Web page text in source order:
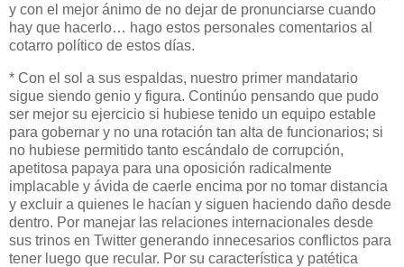
y con el mejor ánimo de no dejar de pronunciarse cuando
hay que hacerlo… hago estos personales comentarios al
cotarro político de estos días.
* Con el sol a sus espaldas, nuestro primer mandatario
sigue siendo genio y figura. Continúo pensando que pudo
ser mejor su ejercicio si hubiese tenido un equipo estable
para gobernar y no una rotación tan alta de funcionarios; si
no hubiese permitido tanto escándalo de corrupción,
apetitosa papaya para una oposición radicalmente
implacable y ávida de caerle encima por no tomar distancia
y excluir a quienes le hacían y siguen haciendo daño desde
dentro. Por manejar las relaciones internacionales desde
sus trinos en Twitter generando innecesarios conflictos para
tener luego que recular. Por su característica y patética